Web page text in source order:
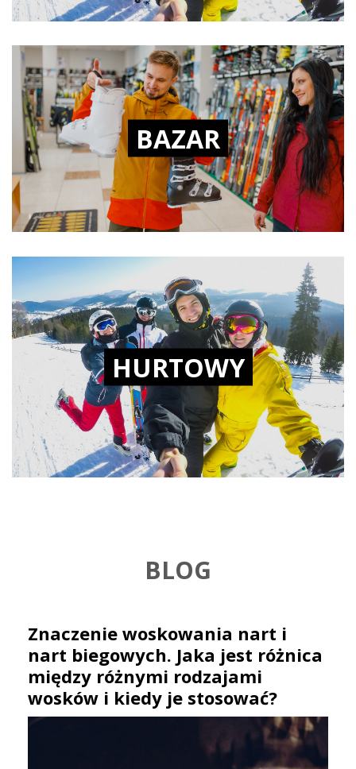
BAZAR
HURTOWY
BLOG
Znaczenie woskowania nart i
nart biegowych. Jaka jest różnica
między różnymi rodzajami
wosków i kiedy je stosować?